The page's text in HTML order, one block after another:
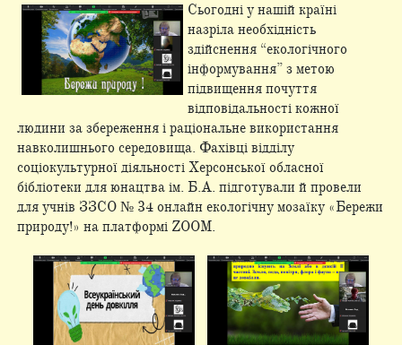
Сьогодні у нашій країні
назріла необхідність
здійснення “екологічного
інформування” з метою
підвищення почуття
відповідальності кожної
людини за збереження і раціональне використання
навколишнього середовища. Фахівці відділу
соціокультурної діяльності Херсонської обласної
бібліотеки для юнацтва ім. Б.А. підготували й провели
для учнів ЗЗСО № 34 онлайн екологічну мозаїку «Бережи
природу!» на платформі ZOOM.